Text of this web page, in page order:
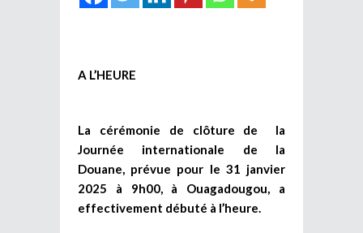
A L’HEURE
La cérémonie de clôture de la
Journée internationale de la
Douane, prévue pour le 31 janvier
2025 à 9h00, à Ouagadougou, a
effectivement débuté à l’heure.